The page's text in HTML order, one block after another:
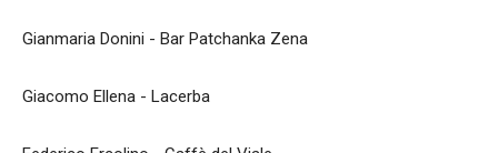
Gianmaria Donini - Bar Patchanka Zena
Giacomo Ellena - Lacerba